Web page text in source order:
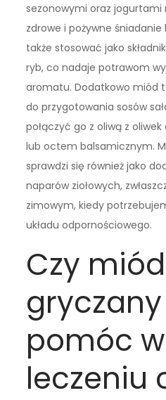
sezonowymi oraz
zdrowe i pożywne śniadanie
także stosować jako
ryb, co nadaje potrawom
aromatu. Dodatkowo miód
do przygotowania sosów
połączyć go z oliwą z
lub octem balsamicznym.
sprawdzi się również jako
naparów ziołowych,
zimowym, kiedy
układu odpornościowego.
Czy miód
pomóc w
leczeniu